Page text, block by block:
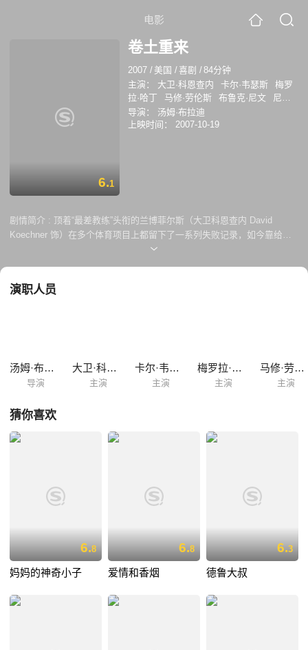
电影
6.1
卷土重来
2007 / 美国 /喜剧 /84分钟
主演：
大卫·科恩查内 卡尔·韦瑟斯
梅罗
拉·哈丁
马修·劳伦斯 布鲁克·尼文
尼克·
瑟西
GeorgeBack
西亚
杰基·朗 罗伯特·理查德
曼
比尔·巴克纳 EricDickerson
迈克尔·
尔文
克里斯·罗斯 约翰·萨利
劳伦斯·泰
勒
珊农·沃德华德 琳赛·加里斯
艾玛·赫
ChasePenny
凯西·山德尔
导演：
汤姆·布拉迪
上映时间：
2007-10-19
剧情简介 : 顶着“最差教练”头衔的兰博菲尔斯（大卫科恩查内 David
Koechner 饰）在多个体育项目上都留下了一系列失败记录，如今靠给马
授精过活的兰博在昔日弟子的帮助下又得到了一份工作：执教一支大学橄
的队员——正和他女儿打的火热的明星球员、懦弱的胖子等组成了“卷土重
演职人员
汤姆·布拉迪
导演
大卫·科恩查内
主演
卡尔·韦瑟斯
主演
梅罗拉·哈丁
主演
马修·劳伦斯
主演
猜你喜欢
6.8
妈妈的神奇小子
6.8
爱情和香烟
6.3
德鲁大叔